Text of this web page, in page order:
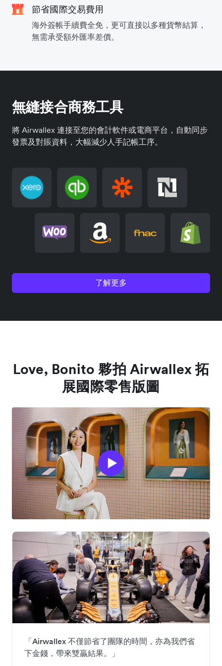
節省國際交易費用
海外簽帳手續費全免，更可直接以多種貨幣結算，
無需承受額外匯率差價。
無縫接合商務工具
將 Airwallex 連接至您的會計軟件或電商平台，自動同步
發票及對賬資料，大幅減少人手記帳工序。
了解更多
Love, Bonito 夥拍 Airwallex 拓
展國際零售版圖
「Airwallex 不僅節省了團隊的時間，亦為我們省
下金錢，帶來雙贏結果。」